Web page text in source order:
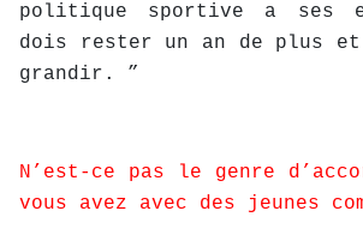
politique sportive a ses
dois rester un an de plus
grandir. ”
N’est-ce pas le genre
vous avez avec des jeunes